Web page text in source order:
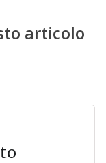
articolo